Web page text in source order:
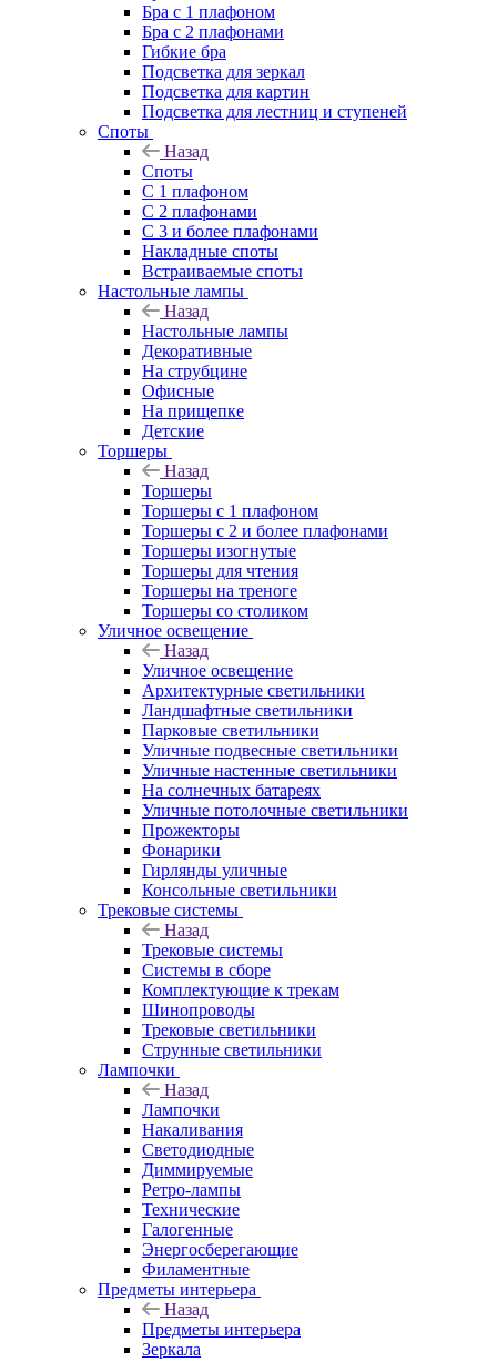
Бра с 1 плафоном
Бра с 2 плафонами
Гибкие бра
Подсветка для зеркал
Подсветка для картин
Подсветка для лестниц и ступеней
Споты
Назад
Споты
С 1 плафоном
С 2 плафонами
С 3 и более плафонами
Накладные споты
Встраиваемые споты
Настольные лампы
Назад
Настольные лампы
Декоративные
На струбцине
Офисные
На прищепке
Детские
Торшеры
Назад
Торшеры
Торшеры с 1 плафоном
Торшеры с 2 и более плафонами
Торшеры изогнутые
Торшеры для чтения
Торшеры на треноге
Торшеры со столиком
Уличное освещение
Назад
Уличное освещение
Архитектурные светильники
Ландшафтные светильники
Парковые светильники
Уличные подвесные светильники
Уличные настенные светильники
На солнечных батареях
Уличные потолочные светильники
Прожекторы
Фонарики
Гирлянды уличные
Консольные светильники
Трековые системы
Назад
Трековые системы
Системы в сборе
Комплектующие к трекам
Шинопроводы
Трековые светильники
Струнные светильники
Лампочки
Назад
Лампочки
Накаливания
Светодиодные
Диммируемые
Ретро-лампы
Технические
Галогенные
Энергосберегающие
Филаментные
Предметы интерьера
Назад
Предметы интерьера
Зеркала